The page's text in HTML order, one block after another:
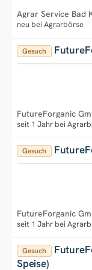
Agrar Service Bad
neu bei Agrarbörse
Gesuch
FutureForganic
seit 1 Jahr bei
Gesuch
FutureForganic
seit 1 Jahr bei
Gesuch
Speise)